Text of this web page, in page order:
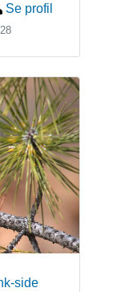
Se profil
side